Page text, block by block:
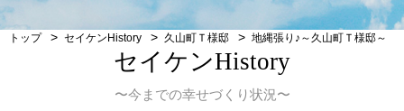
トップ セイケンHistory 久山町Ｔ様邸 地縄張り♪～久山町Ｔ様邸～
セイケンHistory
〜今までの幸せづくり状況〜